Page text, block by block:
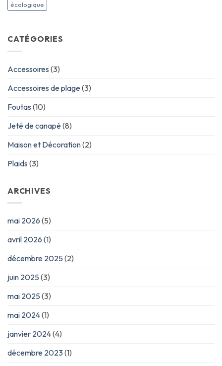
écologique
CATÉGORIES
Accessoires (3)
Accessoires de plage(3)
Foutas (10)
Jeté de canapé(8)
Maison et Décoration(2)
Plaids (3)
ARCHIVES
mai 2026 (5)
avril 2026 (1)
décembre 2025(2)
juin 2025(3)
mai 2025(3)
mai 2024(1)
janvier 2024(4)
décembre 2023(1)